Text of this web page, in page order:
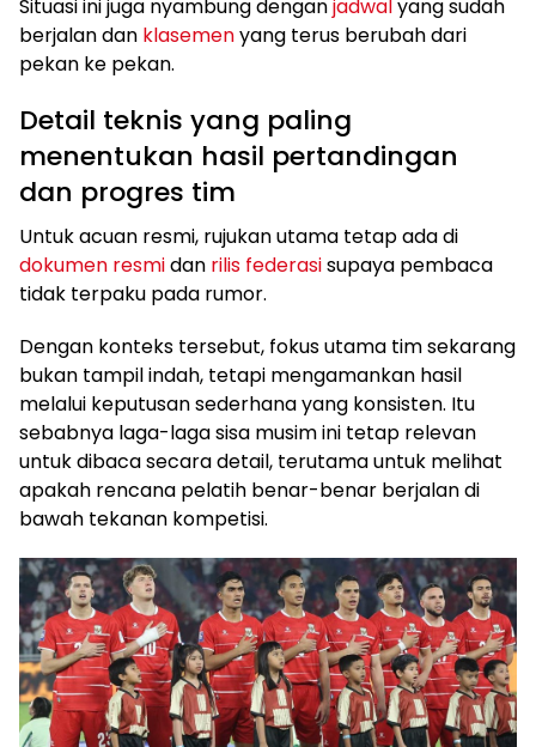
Situasi ini juga nyambung denganjadwalyang sudah
berjalan dan klasemenyang terus berubah dari
pekan ke pekan.
Detail teknis yang paling
menentukan hasil pertandingan
dan progres tim
Untuk acuan resmi, rujukan utama tetap ada di
dokumen resmidan rilis federasisupaya pembaca
tidak terpaku pada rumor.
Dengan konteks tersebut, fokus utama tim sekarang
bukan tampil indah, tetapi mengamankan hasil
melalui keputusan sederhana yang konsisten. Itu
sebabnya laga-laga sisa musim ini tetap relevan
untuk dibaca secara detail, terutama untuk melihat
apakah rencana pelatih benar-benar berjalan di
bawah tekanan kompetisi.